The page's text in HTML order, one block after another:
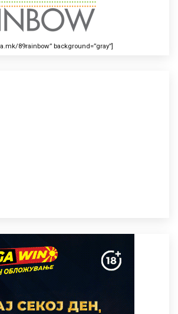
89rainbow” background=”gray”]